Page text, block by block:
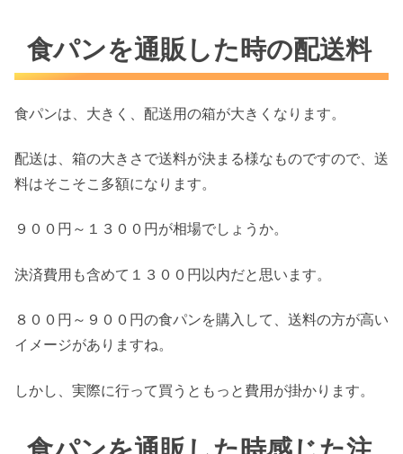
食パンを通販した時の配送料
食パンは、大きく、配送用の箱が大きくなります。
配送は、箱の大きさで送料が決まる様なものですので、送
料はそこそこ多額になります。
９００円～１３００円が相場でしょうか。
決済費用も含めて１３００円以内だと思います。
８００円～９００円の食パンを購入して、送料の方が高い
イメージがありますね。
しかし、実際に行って買うともっと費用が掛かります。